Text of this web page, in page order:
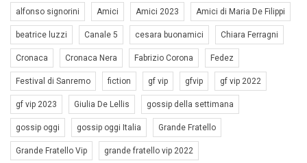
alfonso signorini Amici Amici 2023 Amici di Maria De Filippi
beatrice luzzi Canale 5 cesara buonamici Chiara Ferragni
Cronaca Cronaca Nera Fabrizio Corona Fedez
Festival di Sanremo fiction gf vip gfvip gf vip 2022
gf vip 2023 Giulia De Lellis gossip della settimana
gossip oggi gossip oggi Italia Grande Fratello
Grande Fratello Vip grande fratello vip 2022